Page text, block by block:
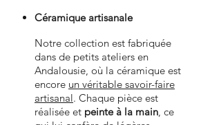
Céramique artisanale
Notre collection est fabriquée
dans de petits ateliers en
Andalousie, où la céramique est
encore un véritable savoir-faire
artisanal. Chaque pièce est
réalisée et peinte à la main, ce